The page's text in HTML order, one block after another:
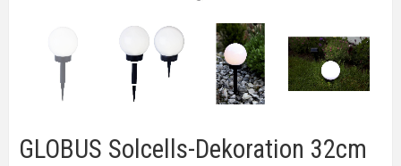
GLOBUS Solcells-Dekoration 32cm